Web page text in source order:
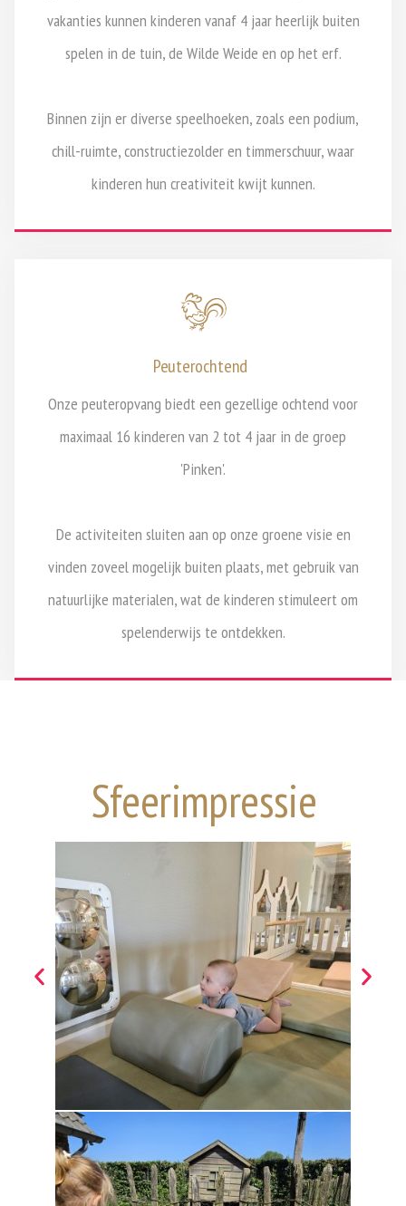
vakanties kunnen kinderen vanaf 4 jaar heerlijk buiten
spelen in de tuin, de Wilde Weide en op het erf.
Binnen zijn er diverse speelhoeken, zoals een podium,
chill-ruimte, constructiezolder en timmerschuur, waar
kinderen hun creativiteit kwijt kunnen.
Peuterochtend
Onze peuteropvang biedt een gezellige ochtend voor
maximaal 16 kinderen van 2 tot 4 jaar in de groep
'Pinken'.
De activiteiten sluiten aan op onze groene visie en
vinden zoveel mogelijk buiten plaats, met gebruik van
natuurlijke materialen, wat de kinderen stimuleert om
spelenderwijs te ontdekken.
Sfeerimpressie